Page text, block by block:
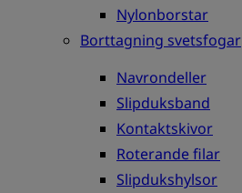
Nylonborstar
Borttagning svetsfogar
Navrondeller
Slipduksband
Kontaktskivor
Roterande filar
Slipdukshylsor